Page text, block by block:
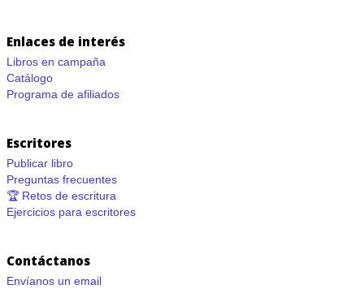
Enlaces de interés
Libros en campaña
Catálogo
Programa de afiliados
Escritores
Publicar libro
Preguntas frecuentes
🏆 Retos de escritura
Ejercicios para escritores
Contáctanos
Envíanos un email